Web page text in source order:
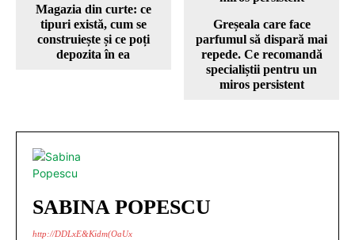
Magazia din curte: ce
tipuri există, cum se
construiește și ce poți
depozita în ea
Greșeala care face
parfumul să dispară mai
repede. Ce recomandă
specialiștii pentru un
miros persistent
SABINA POPESCU
http://DDLxE&Kidm(OaUx